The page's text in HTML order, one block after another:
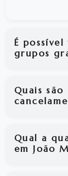
É
grupos
Quais
Qual a
em João